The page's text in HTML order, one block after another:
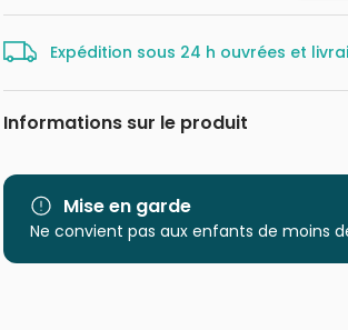
Expédition sous 24 h ouvrées et
Informations sur le produit
Catégorie
Age
Mise en garde
Ne convient pas aux enfants de moins